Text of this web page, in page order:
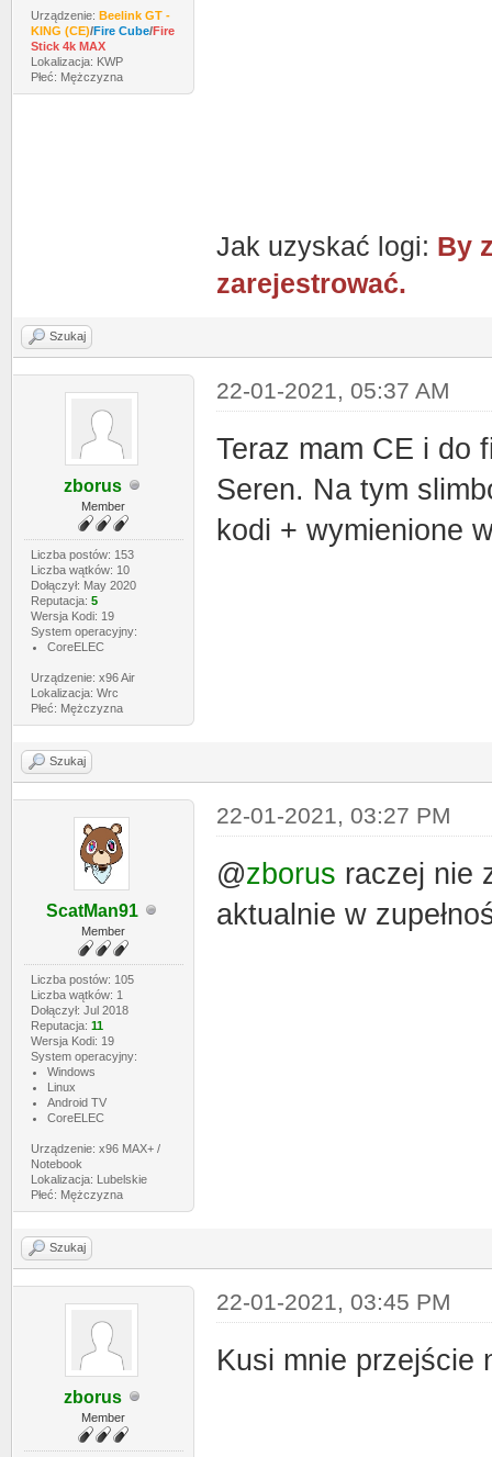
Urządzenie: Beelink GT -
KING (CE)/Fire Cube/Fire
Stick 4k MAX
Lokalizacja: KWP
Płeć: Mężczyzna
Jak uzyskać logi: By
zarejestrować.
Szukaj
zborus
Member
Liczba postów: 153
Liczba wątków: 10
Dołączył: May 2020
Reputacja: 5
Wersja Kodi: 19
System operacyjny:
CoreELEC
Urządzenie: x96 Air
Lokalizacja: Wrc
Płeć: Mężczyzna
22-01-2021, 05:37 AM
Teraz mam CE i do
Seren. Na tym
kodi + wymienione
Szukaj
ScatMan91
Member
Liczba postów: 105
Liczba wątków: 1
Dołączył: Jul 2018
Reputacja: 11
Wersja Kodi: 19
System operacyjny:
Windows
Linux
Android TV
CoreELEC
Urządzenie: x96 MAX+ /
Notebook
Lokalizacja: Lubelskie
Płeć: Mężczyzna
22-01-2021, 03:27 PM
@zborus raczej nie
aktualnie w
Szukaj
zborus
Member
22-01-2021, 03:45 PM
Kusi mnie przejście